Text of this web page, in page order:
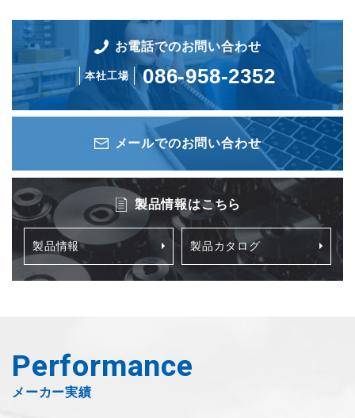
お電話でのお問い合わせ
本社工場 086-958-2352
メールでのお問い合わせ
製品情報はこちら
製品情報 製品カタログ
Performance
メーカー実績